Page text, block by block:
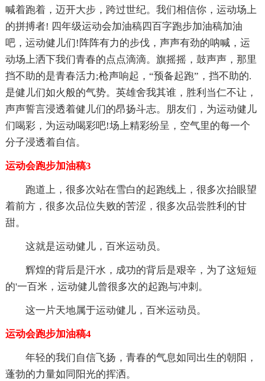
喊着跑着，迈开大步，跨过世纪。我们相信你，运动场上
的拼搏者! 四年级运动会加油稿四百字跑步加油稿加油
吧，运动健儿们!阵阵有力的步伐，声声有劲的呐喊，运
动场上洒下我们青春的点点滴滴。旗摇摇，鼓声声，那里
挡不助的是青春活力;枪声响起，“预备起跑”，挡不助的.
是健儿们如火般的气势。英雄舍我其谁，胜利当仁不让，
声声誓言浸透着健儿们的昂扬斗志。朋友们，为运动健儿
们喝彩，为运动喝彩吧!场上精彩纷呈，空气里的每一个
分子浸透着自信。
运动会跑步加油稿3
跑道上，很多次站在雪白的起跑线上，很多次抬眼望
着前方，很多次品位失败的苦涩，很多次品尝胜利的甘
甜。
这就是运动健儿，百米运动员。
辉煌的背后是汗水，成功的背后是艰辛，为了这短短
的'一百米，运动健儿曾很多次的起跑与冲刺。
这一片天地属于运动健儿，百米运动员。
运动会跑步加油稿4
年轻的我们自信飞扬，青春的气息如同出生的朝阳，
蓬勃的力量如同阳光的挥洒。